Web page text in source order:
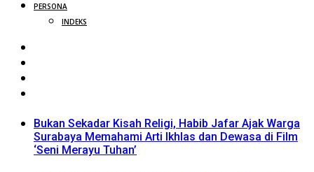
PERSONA
INDEKS
Bukan Sekadar Kisah Religi, Habib Jafar Ajak Warga
Surabaya Memahami Arti Ikhlas dan Dewasa di Film
‘Seni Merayu Tuhan’